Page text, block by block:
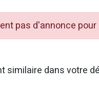
pas d'annonce
similaire dans votre